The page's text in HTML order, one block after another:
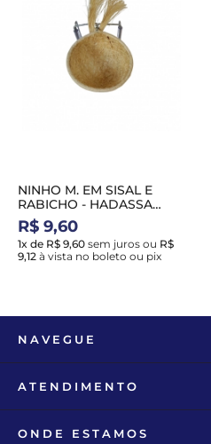
NINHO M. EM SISAL E
RABICHO - HADASSA
NH13
R$ 9,60
1x de R$ 9,60 sem juros ou R$
9,12 à vista no boleto ou pix
NAVEGUE
ATENDIMENTO
ONDE ESTAMOS